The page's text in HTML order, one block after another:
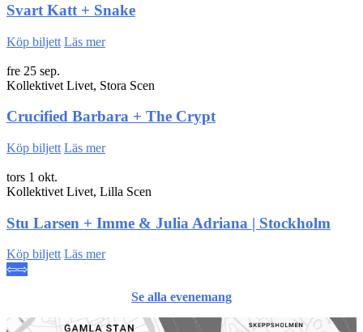
Svart Katt + Snake
Köp biljett Läs mer
fre 25 sep.
Kollektivet Livet, Stora Scen
Crucified Barbara + The Crypt
Köp biljett Läs mer
tors 1 okt.
Kollektivet Livet, Lilla Scen
Stu Larsen + Imme & Julia Adriana | Stockholm
Köp biljett Läs mer
⇦⇨
Se alla evenemang